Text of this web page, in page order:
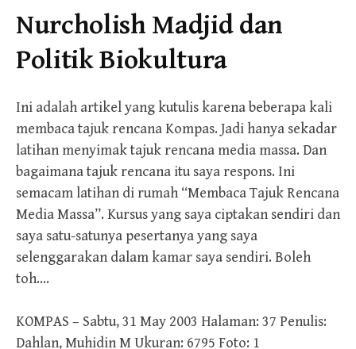
Nurcholish Madjid dan
Politik Biokultura
Ini adalah artikel yang kutulis karena beberapa kali
membaca tajuk rencana Kompas. Jadi hanya sekadar
latihan menyimak tajuk rencana media massa. Dan
bagaimana tajuk rencana itu saya respons. Ini
semacam latihan di rumah “Membaca Tajuk Rencana
Media Massa”. Kursus yang saya ciptakan sendiri dan
saya satu-satunya pesertanya yang saya
selenggarakan dalam kamar saya sendiri. Boleh
toh….
KOMPAS – Sabtu, 31 May 2003 Halaman: 37 Penulis:
Dahlan, Muhidin M Ukuran: 6795 Foto: 1